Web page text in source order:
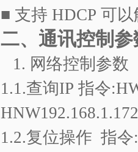
■ 支持 HDCP 可以
二、通讯控制
1. 网络控制参数
1.1.查询IP 指令
1.2.复位操作 指令